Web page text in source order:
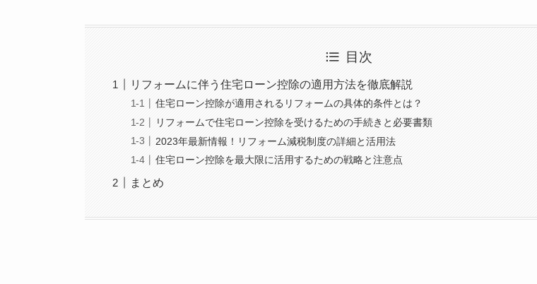
目次
リフォームに伴う住宅ローン控除の適用方法を徹底解説
住宅ローン控除が適用されるリフォームの具体的条件とは？
リフォームで住宅ローン控除を受けるための手続きと必要書類
2023年最新情報！リフォーム減税制度の詳細と活用法
住宅ローン控除を最大限に活用するための戦略と注意点
まとめ